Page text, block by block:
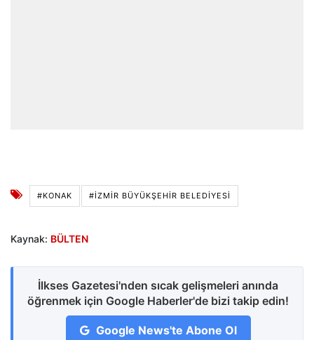
#KONAK #İZMIR BÜYÜKŞEHIR BELEDIYESI
Kaynak: BÜLTEN
İlkses Gazetesi'nden sıcak gelişmeleri anında
öğrenmek için Google Haberler'de bizi takip edin!
Google News'te Abone Ol